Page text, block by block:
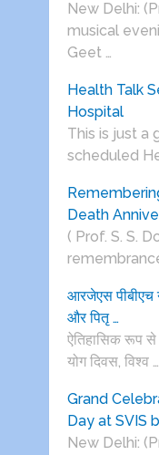
New Delhi:
musical
Geet …
Health Talk
Hospital
This is just a
scheduled
Death
( Prof. S. S.
आरजेएस पीबीएच
और पितृ …
ऐतिहासिक रूप से
योग दिवस, विश्व …
Grand
Day at SVIS
New Delhi: